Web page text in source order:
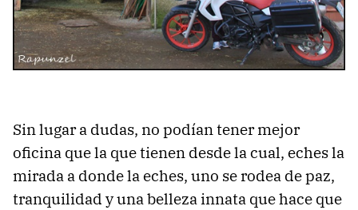
Sin lugar a dudas, no podían tener mejor
oficina que la que tienen desde la cual, eches la
mirada a donde la eches, uno se rodea de paz,
tranquilidad y una belleza innata que hace que